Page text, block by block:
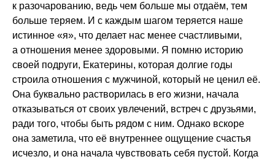
к разочарованию, ведь чем больше мы отдаём, тем
больше теряем. И с каждым шагом теряется наше
истинное «я», что делает нас менее счастливыми,
а отношения менее здоровыми. Я помню историю
своей подруги, Екатерины, которая долгие годы
строила отношения с мужчиной, который не ценил её.
Она буквально растворилась в его жизни, начала
отказываться от своих увлечений, встреч с друзьями,
ради того, чтобы быть рядом с ним. Однако вскоре
она заметила, что её внутреннее ощущение счастья
исчезло, и она начала чувствовать себя пустой. Когда